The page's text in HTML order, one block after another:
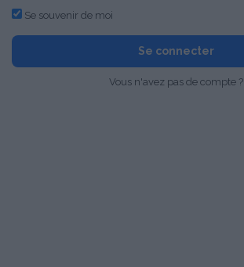
Se souvenir de moi
Se connecter
Vous n'avez pas de compte ?